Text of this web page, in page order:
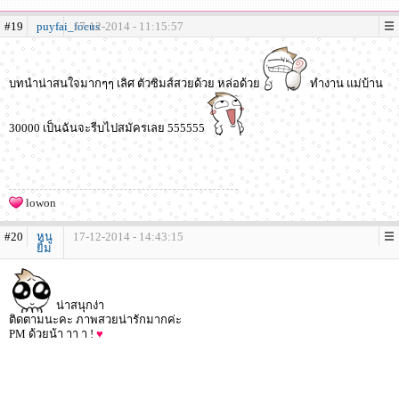
#19 puyfai_focus17-12-2014 - 11:15:57
บทนำน่าสนใจมากๆๆ เลิศ ตัวซิมส์สวยด้วย หล่อด้วย ทำงาน แม่บ้าน
30000 เป็นฉันจะรีบไปสมัครเลย 555555
lowon
#20
หนู
ยิ้ม
17-12-2014 - 14:43:15
น่าสนุกง่า
ติดตามนะคะ ภาพสวยน่ารักมากค่ะ
PM ด้วยน้า าา า ! ♥